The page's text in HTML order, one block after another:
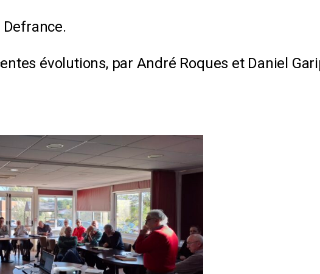
évolutions, par André Roques et Daniel